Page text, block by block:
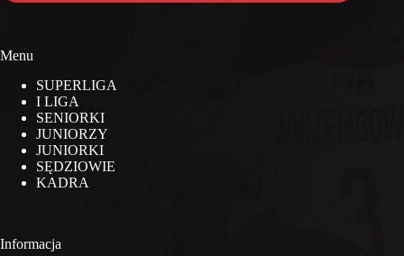
Menu
SUPERLIGA
I LIGA
SENIORKI
JUNIORZY
JUNIORKI
SĘDZIOWIE
KADRA
Informacja